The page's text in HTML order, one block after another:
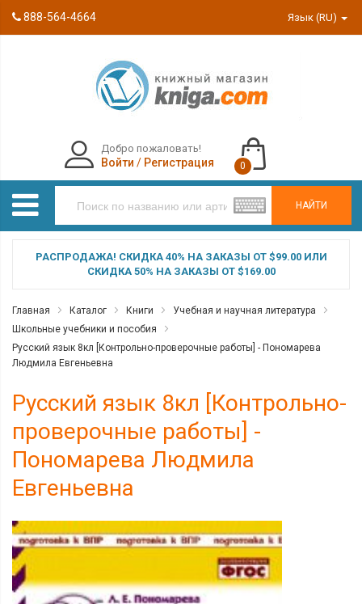
888-564-4664 Язык (RU)
НАЙТИ
Добро пожаловать!
Войти / Регистрация 0
РАСПРОДАЖА! СКИДКА 40% НА ЗАКАЗЫ ОТ $99.00 ИЛИ
СКИДКА 50% НА ЗАКАЗЫ ОТ $169.00
Главная Каталог Книги
Учебная и научная литература
Школьные учебники и пособия
Русский язык 8кл [Контрольно-проверочные работы] - Пономарева
Людмила Евгеньевна
Русский язык 8кл [Контрольно-
проверочные работы] -
Пономарева Людмила
Евгеньевна